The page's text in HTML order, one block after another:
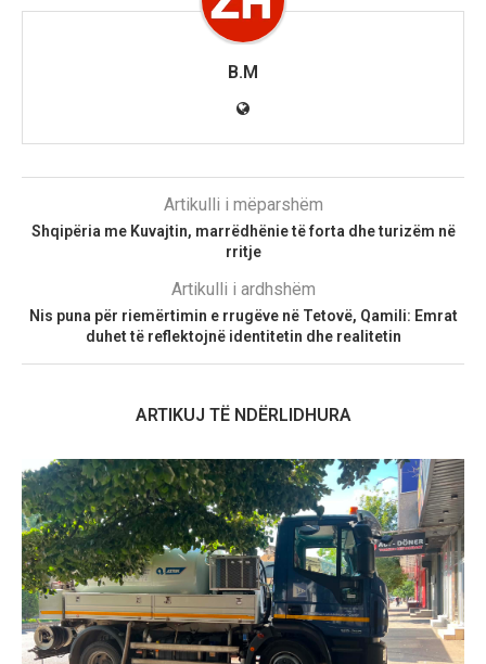
B.M
Artikulli i mëparshëm
Shqipëria me Kuvajtin, marrëdhënie të forta dhe turizëm në
rritje
Artikulli i ardhshëm
Nis puna për riemërtimin e rrugëve në Tetovë, Qamili: Emrat
duhet të reflektojnë identitetin dhe realitetin
ARTIKUJ TË NDËRLIDHURA